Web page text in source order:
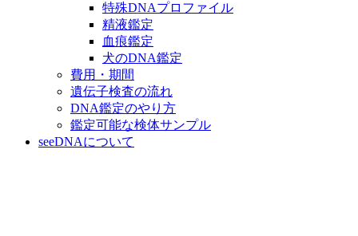
特殊DNAプロファイル
精液鑑定
血痕鑑定
犬のDNA鑑定
費用・期間
遺伝子検査の流れ
DNA鑑定のやり方
鑑定可能な検体サンプル
seeDNAについて